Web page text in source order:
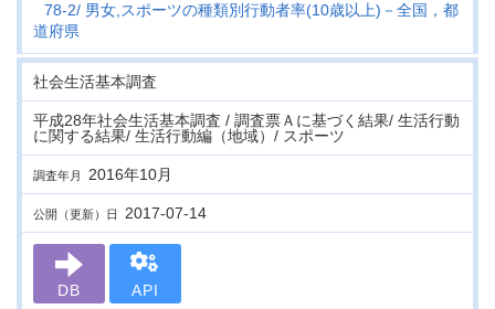
78-2
男女,スポーツの種類別行動者率(10歳以上)－全国，都
道府県
社会生活基本調査
平成28年社会生活基本調査 / 調査票Ａに基づく結果/ 生活行動
に関する結果/ 生活行動編（地域）/ スポーツ
調査年月 2016年10月
公開（更新）日 2017-07-14
DB API